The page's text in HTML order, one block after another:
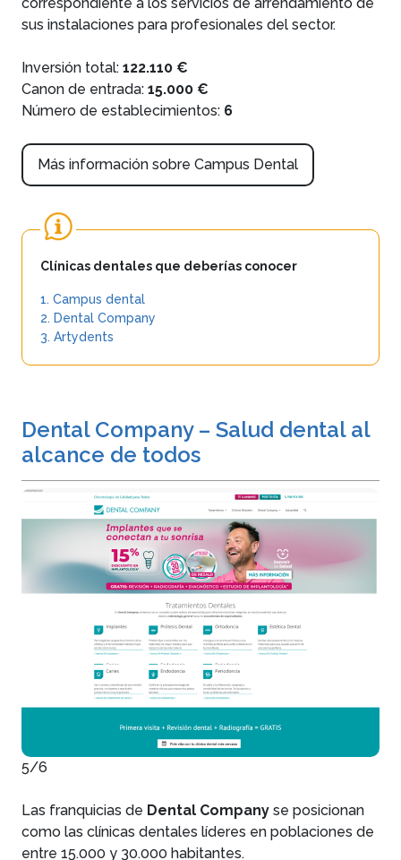
sus instalaciones para profesionales del sector.
Inversión total: 122.110 €
Canon de entrada: 15.000 €
Número de establecimientos: 6
Más información sobre Campus Dental
Clínicas dentales que deberías conocer
1. Campus dental
2. Dental Company
3. Artydents
Dental Company – Salud dental al
alcance de todos
5/6
Las franquicias de Dental Company se posicionan
como las clínicas dentales líderes en poblaciones de
entre 15.000 y 30.000 habitantes.